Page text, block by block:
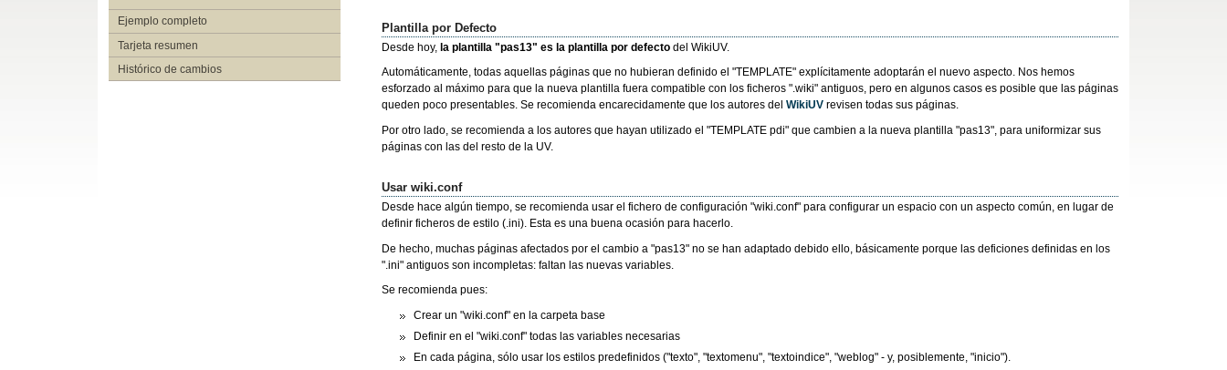
Ejemplo completo
Tarjeta resumen
Histórico de cambios
Plantilla por Defecto
Desde hoy, la plantilla "pas13" es la plantilla por defectodel WikiUV.
Automáticamente, todas aquellas páginas que no hubieran definido el "TEMPLATE" explícitamente adoptarán el nuevo aspecto. Nos hemos
esforzado al máximo para que la nueva plantilla fuera compatible con los ficheros ".wiki" antiguos, pero en algunos casos es posible que las páginas
queden poco presentables. Se recomienda encarecidamente que los autores del WikiUVrevisen todas sus páginas.
Por otro lado, se recomienda a los autores que hayan utilizado el "TEMPLATE pdi" que cambien a la nueva plantilla "pas13", para uniformizar sus
páginas con las del resto de la UV.
Usar wiki.conf
Desde hace algún tiempo, se recomienda usar el fichero de configuración "wiki.conf" para configurar un espacio con un aspecto común, en lugar de
definir ficheros de estilo (.ini). Esta es una buena ocasión para hacerlo.
De hecho, muchas páginas afectados por el cambio a "pas13" no se han adaptado debido ello, básicamente porque las deficiones definidas en los
".ini" antiguos son incompletas: faltan las nuevas variables.
Se recomienda pues:
Crear un "wiki.conf" en la carpeta base
Definir en el "wiki.conf" todas las variables necesarias
En cada página, sólo usar los estilos predefinidos ("texto", "textomenu", "textoindice", "weblog" - y, posiblemente, "inicio").